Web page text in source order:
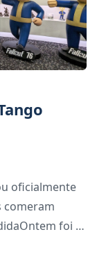
oficialmente
comeram
foi o
últimas